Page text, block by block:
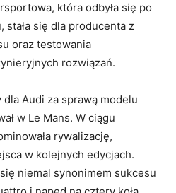
która odbyła się po
się dla producenta z
oraz testowania
rozwiązań.
dla Audi za sprawą modelu
w Le Mans. W ciągu
rywalizację,
w kolejnych edycjach.
niemal synonimem sukcesu